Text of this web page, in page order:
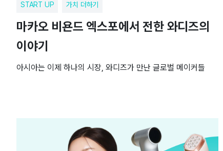
START UP 가치 더하기
마카오 비욘드 엑스포에서 전한 와디즈의
이야기
아시아는 이제 하나의 시장, 와디즈가 만난 글로벌 메이커들